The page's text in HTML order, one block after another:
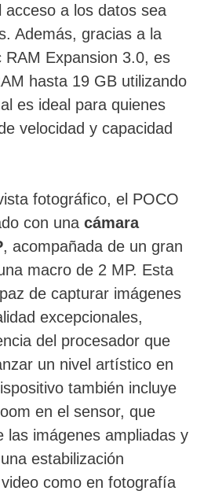
acceso a los datos sea
Además, gracias a la
Expansion 3.0, es
hasta 19 GB utilizando
es ideal para quienes
velocidad y capacidad
fotográfico, el POCO
con una cámara
, acompañada de un gran
macro de 2 MP. Esta
de capturar imágenes
excepcionales,
del procesador que
un nivel artístico en
también incluye
en el sensor, que
las imágenes ampliadas y
estabilización
como en fotografía